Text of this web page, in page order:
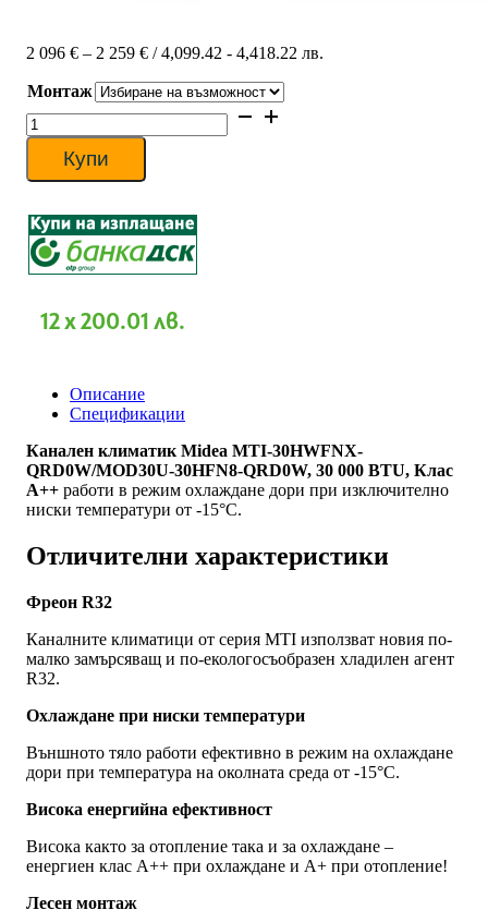
2 096 € – 2 259 €Price
2
096 €
/ 4,099.42 - 4,418.22 лв.
Монтаж
количество
за
Канален
климатик
30HWFNX-
QRD0W/MOD30U-
30HFN8-
000
Купи
12 x 200.01 лв.
Описание
Спецификации
Канален климатик Midea MTI-30HWFNX-
QRD0W/MOD30U-30HFN8-QRD0W, 30 000 BTU, Клас
A++ работи в режим охлаждане дори при изключително
ниски температури от -15°С.
Отличителни характеристики
Фреон R32
Каналните климатици от серия MTI използват новия по-
малко замърсяващ и по-екологосъобразен хладилен агент
R32.
Охлаждане при ниски температури
Външното тяло работи ефективно в режим на охлаждане
дори при температура на околната среда от -15°С.
Висока енергийна ефективност
Висока както за отопление така и за охлаждане –
енергиен клас А++ при охлаждане и А+ при отопление!
Лесен монтаж